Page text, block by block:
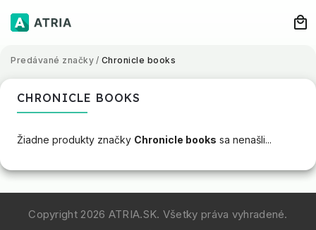
Predávané značky / Chronicle books
CHRONICLE BOOKS
Žiadne produkty značky Chronicle books sa nenašli...
Copyright 2026 ATRIA.SK. Všetky práva vyhradené.